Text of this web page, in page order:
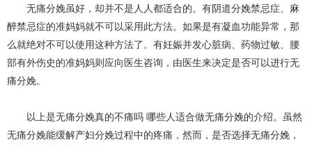
无痛分娩虽好，却并不是人人都适合的。有阴道分娩禁忌症、麻
醉禁忌症的准妈妈就不可以采用此方法。如果是有凝血功能异常，那
么就绝对不可以使用这种方法了。有妊娠并发心脏病、药物过敏、腰
部有外伤史的准妈妈则应向医生咨询，由医生来决定是否可以进行无
痛分娩。
以上是无痛分娩真的不痛吗 哪些人适合做无痛分娩的介绍。虽然
无痛分娩能缓解产妇分娩过程中的疼痛，然而，是否选择无痛分娩，